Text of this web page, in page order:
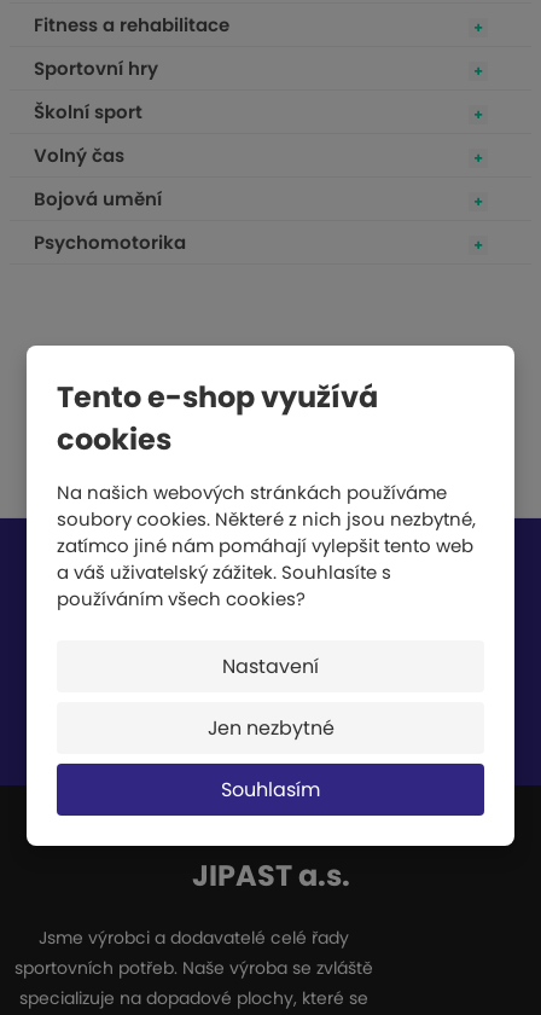
Tento e-shop využívá
cookies
Na našich webových stránkách používáme
soubory cookies. Některé z nich jsou nezbytné,
zatímco jiné nám pomáhají vylepšit tento web
a váš uživatelský zážitek. Souhlasíte s
používáním všech cookies?
Nastavení
Jen nezbytné
Souhlasím
Fitness a rehabilitace
Sportovní hry
Školní sport
Volný čas
Bojová umění
Psychomotorika
Chcete být informováni o zajímavých cenových
nabídkách a akcích?
Souhlasím sezpracováním osobních údajů
JIPAST a.s.
Jsme výrobci a dodavatelé celé řady
sportovních potřeb. Naše výroba se zvláště
specializuje na dopadové plochy, které se